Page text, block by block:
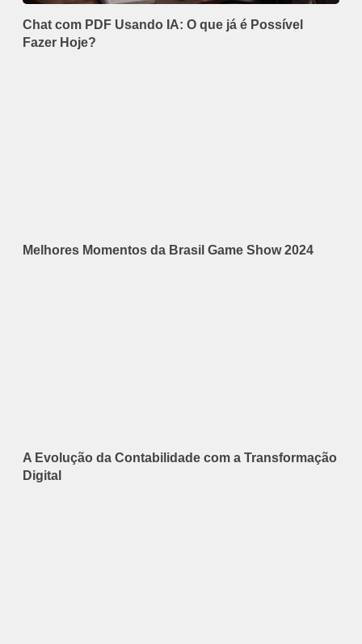
Chat com PDF Usando IA: O que já é Possível
Fazer Hoje?
Melhores Momentos da Brasil Game Show 2024
A Evolução da Contabilidade com a Transformação
Digital